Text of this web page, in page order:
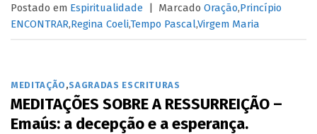
Postado em Espiritualidade | Marcado Oração,Princípio
ENCONTRAR,Regina Coeli,Tempo Pascal,Virgem Maria
MEDITAÇÃO ,SAGRADAS ESCRITURAS
MEDITAÇÕES SOBRE A RESSURREIÇÃO –
Emaús: a decepção e a esperança.